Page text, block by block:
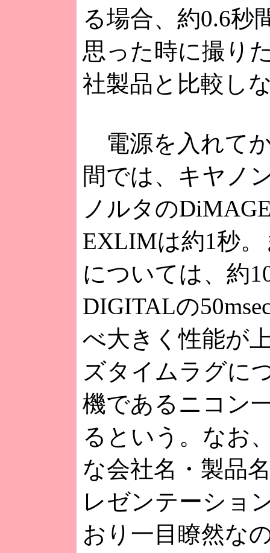
る場合、約0.6秒
思った時に撮り
社製品と比較し
電源を入れて
間では、キヤノ
ノルタの
EXLIMは約1秒
については、約
DIGITALの
べ大きく性能が
ズタイムラグに
機であるニコン
るという。なお
な会社名・製品
レゼンテーショ
おり一目瞭然な